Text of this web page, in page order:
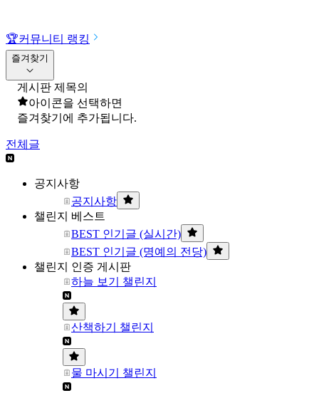
🏆커뮤니티 랭킹
즐겨찾기
게시판 제목의
아이콘을 선택하면
즐겨찾기에 추가됩니다.
전체글
공지사항
공지사항
챌린지 베스트
BEST 인기글 (실시간)
BEST 인기글 (명예의 전당)
챌린지 인증 게시판
하늘 보기 챌린지
산책하기 챌린지
물 마시기 챌린지